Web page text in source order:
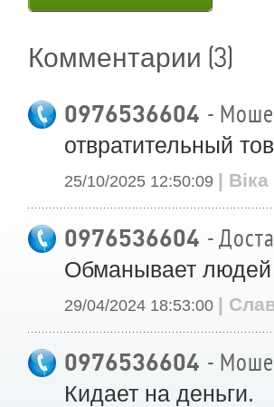
Комментарии (3)
0976536604 -
отвратительный
25/10/2025 12:50:09 | Віка
0976536604 -
Обманывает людей
29/04/2024 18:53:00 |
0976536604 -
Кидает на деньги.